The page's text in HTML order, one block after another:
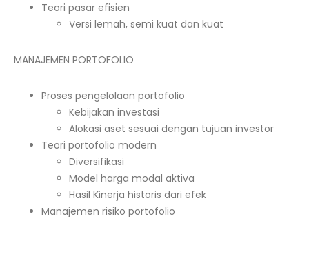
Teori pasar efisien
Versi lemah, semi kuat dan kuat
MANAJEMEN PORTOFOLIO
Proses pengelolaan portofolio
Kebijakan investasi
Alokasi aset sesuai dengan tujuan investor
Teori portofolio modern
Diversifikasi
Model harga modal aktiva
Hasil Kinerja historis dari efek
Manajemen risiko portofolio